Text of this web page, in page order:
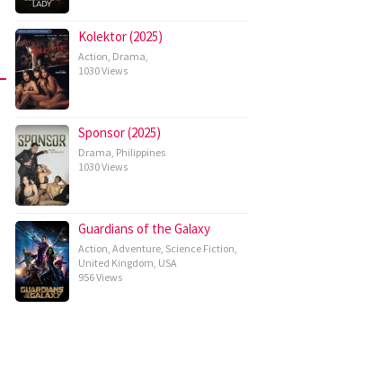
Kolektor (2025)
Action, Drama,
1030 Views
Sponsor (2025)
Drama, Philippines
1030 Views
Guardians of the Galaxy
Action, Adventure, Science Fiction,
United Kingdom, USA
956 Views